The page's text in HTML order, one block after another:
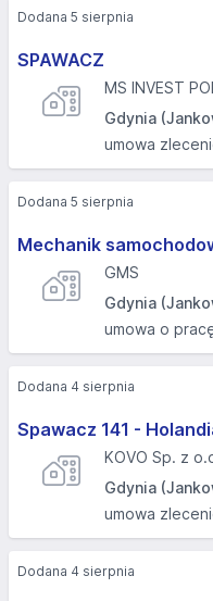
SPAWACZ
MS INVEST
Gdynia
umowa
Dodana 5 sierpnia
Mechanik
GMS
Gdynia
umowa o
Dodana 5 sierpnia
Spawacz 141 -
KOVO Sp. z
Gdynia
umowa
Dodana 4 sierpnia
Dodana 4 sierpnia